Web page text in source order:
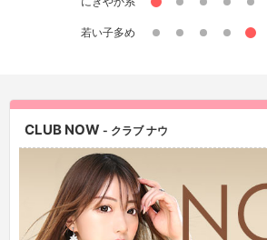
若い子多め
CLUB NOW - クラブ ナウ